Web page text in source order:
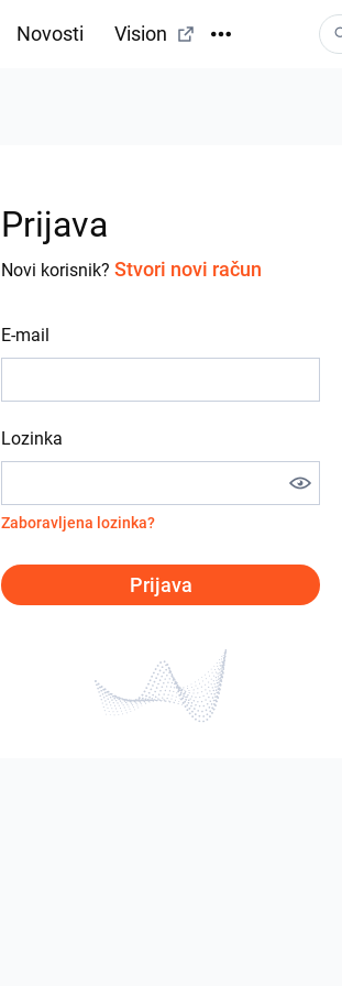
Novosti Vision
Prijava
Novi korisnik? Stvori novi račun
E-mail
Lozinka
Zaboravljena lozinka?
Prijava